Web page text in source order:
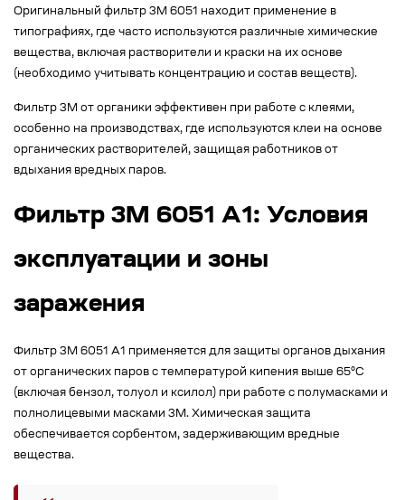
Оригинальный фильтр 3М 6051 находит применение в
типографиях, где часто используются различные химические
вещества, включая растворители и краски на их основе
(необходимо учитывать концентрацию и состав веществ).
Фильтр 3М от органики эффективен при работе с клеями,
особенно на производствах, где используются клеи на основе
органических растворителей, защищая работников от
вдыхания вредных паров.
Фильтр 3М 6051 А1: Условия
эксплуатации и зоны
заражения
Фильтр 3М 6051 А1 применяется для защиты органов дыхания
от органических паров с температурой кипения выше 65°C
(включая бензол, толуол и ксилол) при работе с полумасками и
полнолицевыми масками 3М. Химическая защита
обеспечивается сорбентом, задерживающим вредные
вещества.